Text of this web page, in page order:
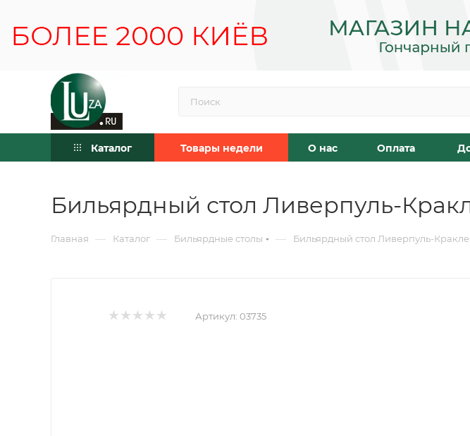
Каталог Товары недели О нас Оплата
Бильярдный стол Ливерпуль-
Главная — Каталог — Бильярдные столы — Бильярдный стол Ливерпуль-
Артикул: 03735